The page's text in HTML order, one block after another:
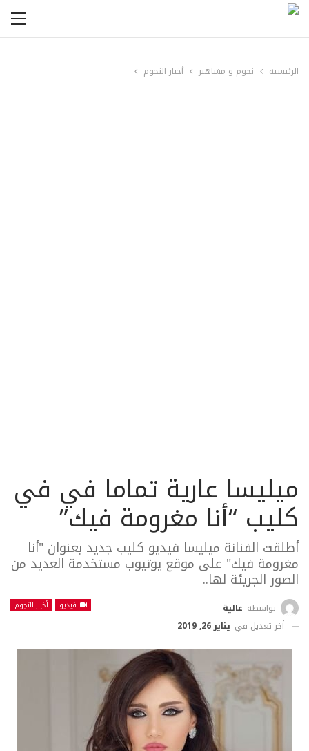
الرئيسية نجوم و مشاهير أخبار النجوم
ميليسا عارية تماما في في
كليب “أنا مغرومة فيك”
أطلقت الفنانة ميليسا فيديو كليب جديد بعنوان "أنا
مغرومة فيك" على موقع يوتيوب مستخدمة العديد من
الصور الجريئة لها..
فيديو أخبار النجوم بواسطة عالية
أخر تعديل في يناير 26, 2019